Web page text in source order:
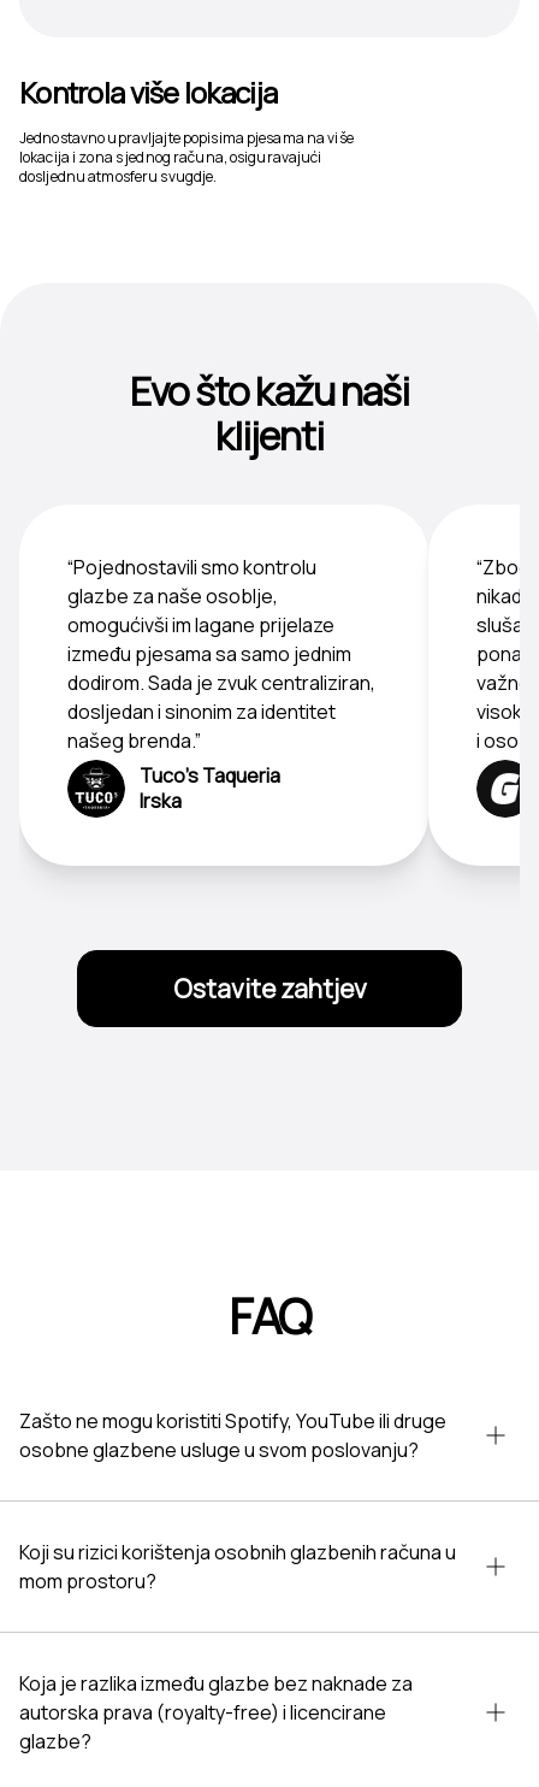
Kontrola više lokacija
Jednostavno upravljajte popisima pjesama na više
lokacija i zona s jednog računa, osiguravajući
dosljednu atmosferu svugdje.
Evo što kažu naši
klijenti
“Pojednostavili smo kontrolu
glazbe za naše osoblje,
omogućivši im lagane prijelaze
između pjesama sa samo jednim
dodirom. Sada je zvuk centraliziran,
dosljedan i sinonim za identitet
našeg brenda.”
Tuco's Taqueria
Irska
“Zbog
važno
i
Ostavite zahtjev
FAQ
Zašto ne mogu koristiti Spotify, YouTube ili druge
osobne glazbene usluge u svom poslovanju?
Koji su rizici korištenja osobnih glazbenih računa u
mom prostoru?
Koja je razlika između glazbe bez naknade za
autorska prava (royalty-free) i licencirane
glazbe?